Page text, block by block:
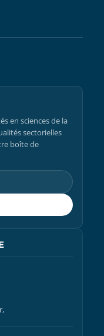
en sciences de la
sectorielles
boîte de